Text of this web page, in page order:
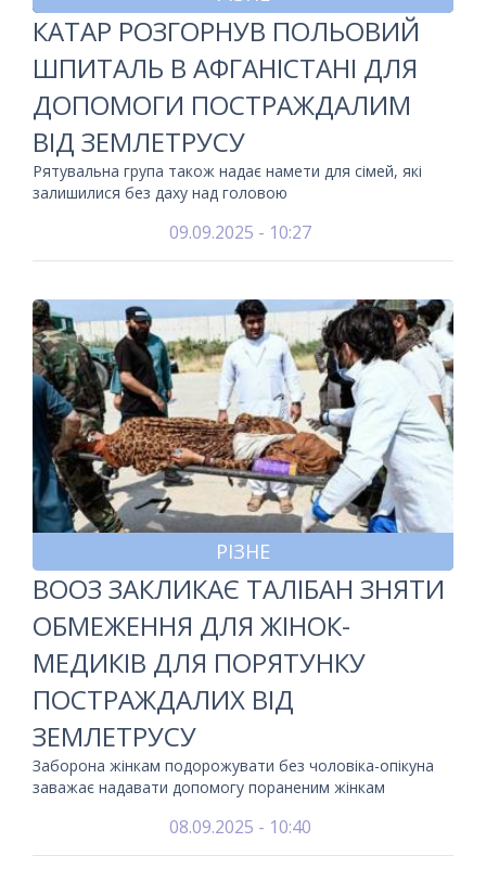
КАТАР РОЗГОРНУВ ПОЛЬОВИЙ
ШПИТАЛЬ В АФГАНІСТАНІ ДЛЯ
ДОПОМОГИ ПОСТРАЖДАЛИМ
ВІД ЗЕМЛЕТРУСУ
Рятувальна група також надає намети для сімей, які
залишилися без даху над головою
09.09.2025 - 10:27
РІЗНЕ
ВООЗ ЗАКЛИКАЄ ТАЛІБАН ЗНЯТИ
ОБМЕЖЕННЯ ДЛЯ ЖІНОК-
МЕДИКІВ ДЛЯ ПОРЯТУНКУ
ПОСТРАЖДАЛИХ ВІД
ЗЕМЛЕТРУСУ
Заборона жінкам подорожувати без чоловіка-опікуна
заважає надавати допомогу пораненим жінкам
08.09.2025 - 10:40